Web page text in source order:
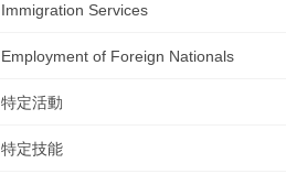
Immigration Services
Employment of Foreign Nationals
特定活動
特定技能